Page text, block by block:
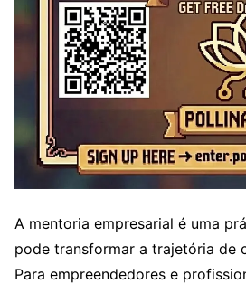
A mentoria empresarial é uma
pode transformar a trajetória de
Para empreendedores e